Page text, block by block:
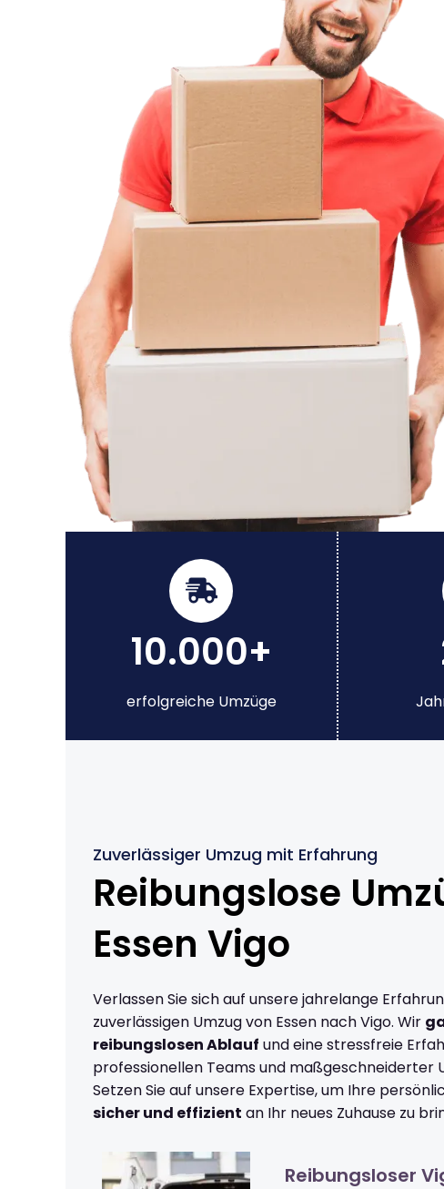
10.000+
erfolgreiche Umzüge
Zuverlässiger Umzug mit Erfahrung
Reibungslose
Essen Vigo
Verlassen Sie sich auf unsere jahrelange
zuverlässigen Umzug von Essen nach Vigo. Wir
reibungslosen Ablauf und eine stressfreie
professionellen Teams und maßgeschneiderter
Setzen Sie auf unsere Expertise, um Ihre
sicher und effizient an Ihr neues Zuhause zu
Reibungsloser